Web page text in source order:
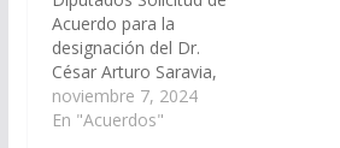
28/04/2022.
Acuerdo para la
designación del Dr.
César Arturo Saravia,
DNI N° 30.943.398, en
el cargo de Fiscal
noviembre 7, 2024
En "Acuerdos"